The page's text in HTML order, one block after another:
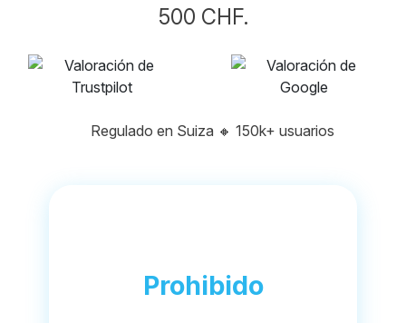
500 CHF.
Regulado en Suiza 🔸 150k+ usuarios